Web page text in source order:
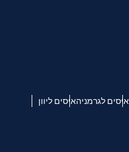
איסים לגרמניהאיסים ליוון